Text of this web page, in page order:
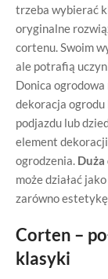
trzeba wybierać
oryginalne
cortenu. Swoim
ale potrafią
Donica
dekoracja ogrodu
podjazdu lub
element
ogrodzenia. Duża
może działać
zarówno
Corten –
klasyki